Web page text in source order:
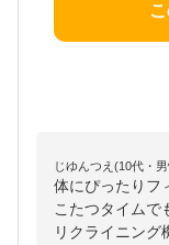
じゆんつえ(10代・
体にぴったりフ
こたつタイムで
リクライニング